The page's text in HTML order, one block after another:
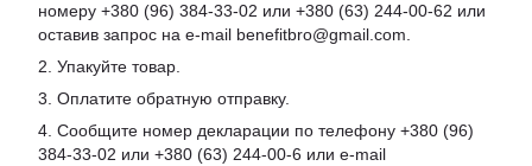
номеру +380 (96) 384-33-02 или +380 (63) 244-00-62 или
оставив запрос на e-mail benefitbro@gmail.com.
2. Упакуйте товар.
3. Оплатите обратную отправку.
4. Сообщите номер декларации по телефону +380 (96)
384-33-02 или +380 (63) 244-00-6 или e-mail